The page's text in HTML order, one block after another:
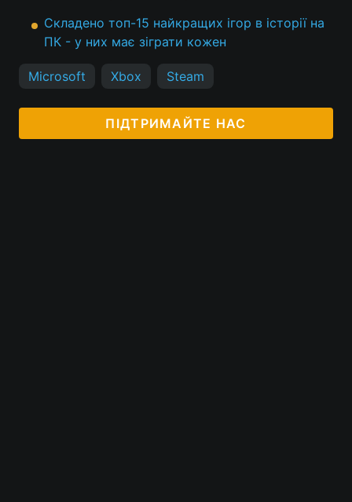
Складено топ-15 найкращих ігор в історії на
ПК - у них має зіграти кожен
Microsoft Xbox Steam
ПІДТРИМАЙТЕ НАС